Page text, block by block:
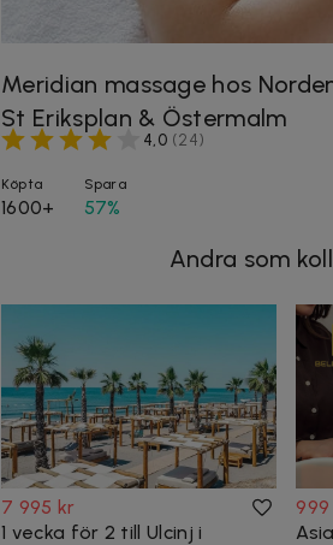
Meridian massage hos
St Eriksplan & Östermalm
4,0 (24)
Köpta
1600+
Spara
57%
Andra som
7 995 kr
1 vecka för 2 till Ulcinj i